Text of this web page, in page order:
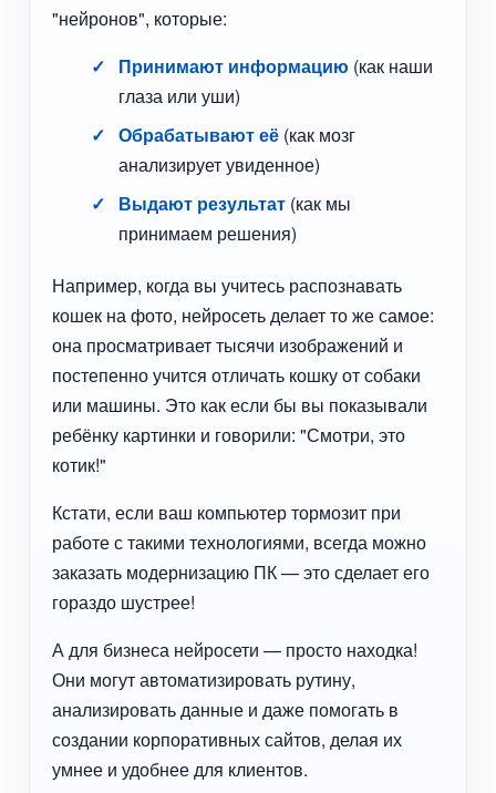
"нейронов", которые:
Принимают информацию (как наши
глаза или уши)
Обрабатывают её (как мозг
анализирует увиденное)
Выдают результат (как мы
принимаем решения)
Например, когда вы учитесь распознавать
кошек на фото, нейросеть делает то же самое:
она просматривает тысячи изображений и
постепенно учится отличать кошку от собаки
или машины. Это как если бы вы показывали
ребёнку картинки и говорили: "Смотри, это
котик!"
Кстати, если ваш компьютер тормозит при
работе с такими технологиями, всегда можно
заказать модернизацию ПК — это сделает его
гораздо шустрее!
А для бизнеса нейросети — просто находка!
Они могут автоматизировать рутину,
анализировать данные и даже помогать в
создании корпоративных сайтов, делая их
умнее и удобнее для клиентов.